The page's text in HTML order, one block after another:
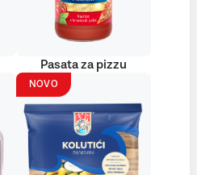
Pasata za pizzu
NOVO